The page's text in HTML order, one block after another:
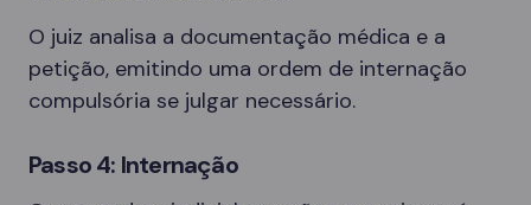
O juiz analisa a documentação médica e a
petição, emitindo uma ordem de internação
compulsória se julgar necessário.
Passo 4: Internação